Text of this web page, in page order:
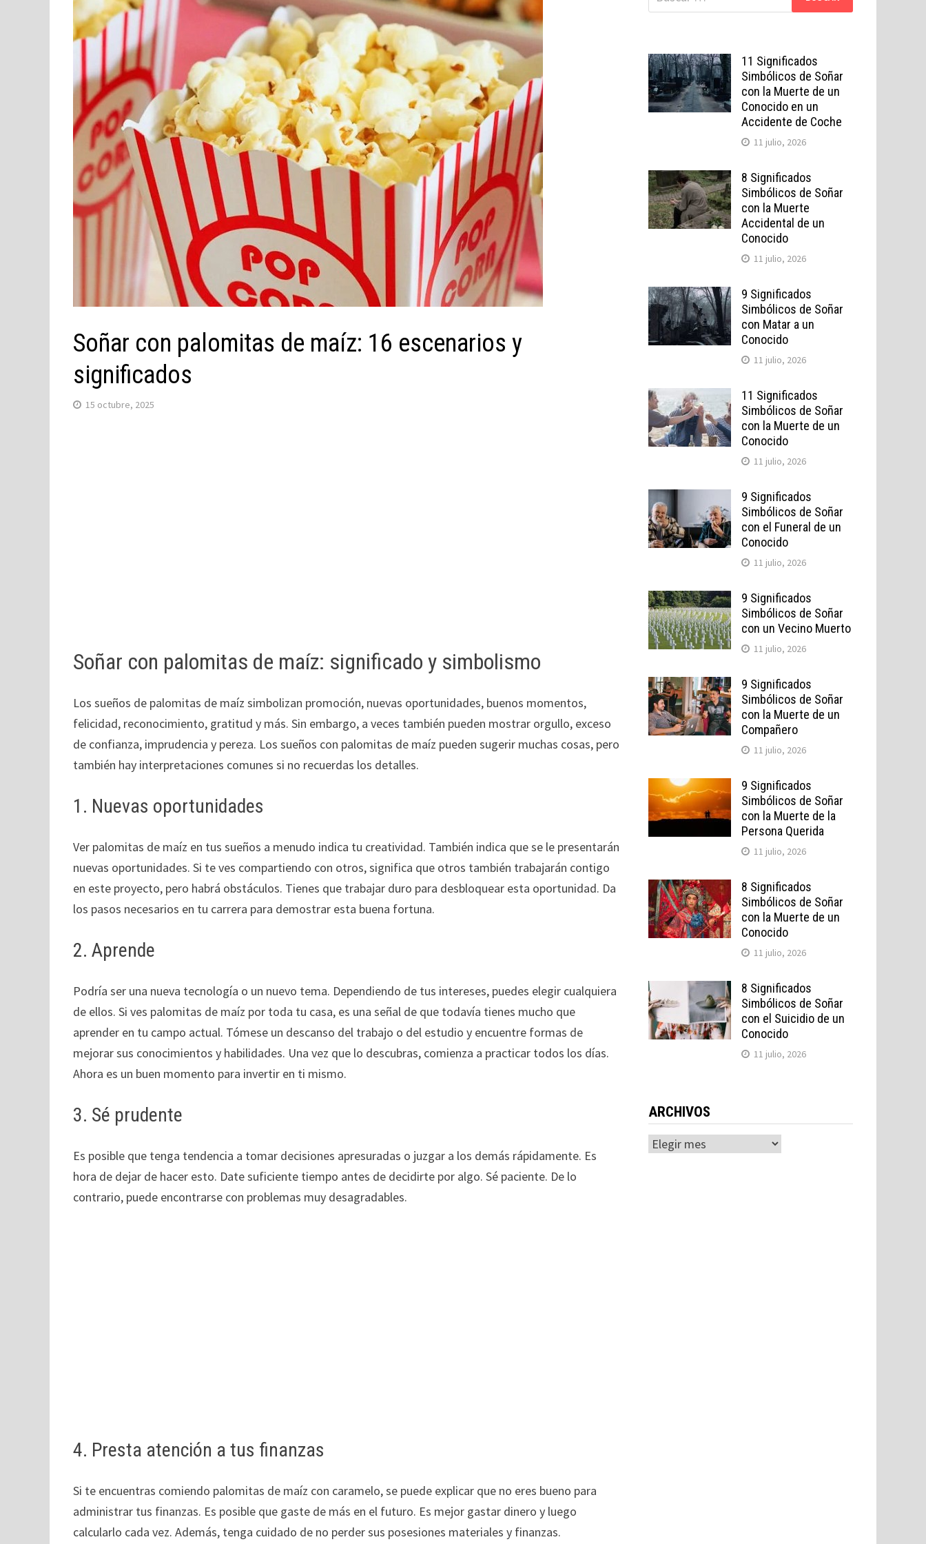
Soñar con palomitas de maíz: 16 escenarios y
significados
15 octubre, 2025
Soñar con palomitas de maíz: significado y simbolismo
Los sueños de palomitas de maíz simbolizan promoción, nuevas oportunidades, buenos momentos,
felicidad, reconocimiento, gratitud y más. Sin embargo, a veces también pueden mostrar orgullo, exceso
de confianza, imprudencia y pereza. Los sueños con palomitas de maíz pueden sugerir muchas cosas, pero
también hay interpretaciones comunes si no recuerdas los detalles.
1. Nuevas oportunidades
Ver palomitas de maíz en tus sueños a menudo indica tu creatividad. También indica que se le presentarán
nuevas oportunidades. Si te ves compartiendo con otros, significa que otros también trabajarán contigo
en este proyecto, pero habrá obstáculos. Tienes que trabajar duro para desbloquear esta oportunidad. Da
los pasos necesarios en tu carrera para demostrar esta buena fortuna.
2. Aprende
Podría ser una nueva tecnología o un nuevo tema. Dependiendo de tus intereses, puedes elegir cualquiera
de ellos. Si ves palomitas de maíz por toda tu casa, es una señal de que todavía tienes mucho que
aprender en tu campo actual. Tómese un descanso del trabajo o del estudio y encuentre formas de
mejorar sus conocimientos y habilidades. Una vez que lo descubras, comienza a practicar todos los días.
Ahora es un buen momento para invertir en ti mismo.
3. Sé prudente
Es posible que tenga tendencia a tomar decisiones apresuradas o juzgar a los demás rápidamente. Es
hora de dejar de hacer esto. Date suficiente tiempo antes de decidirte por algo. Sé paciente. De lo
contrario, puede encontrarse con problemas muy desagradables.
4. Presta atención a tus finanzas
Si te encuentras comiendo palomitas de maíz con caramelo, se puede explicar que no eres bueno para
administrar tus finanzas. Es posible que gaste de más en el futuro. Es mejor gastar dinero y luego
calcularlo cada vez. Además, tenga cuidado de no perder sus posesiones materiales y finanzas.
11 Significados
Simbólicos de Soñar
con la Muerte de un
Conocido en un
Accidente de Coche
11 julio, 2026
8 Significados
Simbólicos de Soñar
con la Muerte
Accidental de un
Conocido
11 julio, 2026
9 Significados
Simbólicos de Soñar
con Matar a un
Conocido
11 julio, 2026
11 Significados
Simbólicos de Soñar
con la Muerte de un
Conocido
11 julio, 2026
9 Significados
Simbólicos de Soñar
con el Funeral de un
Conocido
11 julio, 2026
9 Significados
Simbólicos de Soñar
con un Vecino Muerto
11 julio, 2026
9 Significados
Simbólicos de Soñar
con la Muerte de un
Compañero
11 julio, 2026
9 Significados
Simbólicos de Soñar
con la Muerte de la
Persona Querida
11 julio, 2026
8 Significados
Simbólicos de Soñar
con la Muerte de un
Conocido
11 julio, 2026
8 Significados
Simbólicos de Soñar
con el Suicidio de un
Conocido
11 julio, 2026
ARCHIVOS
Archivos